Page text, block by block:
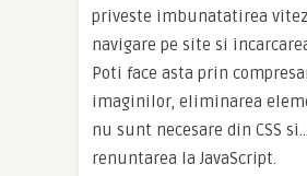
priveste imbunatatirea
navigare pe site si
Poti face asta prin
imaginilor, eliminarea
nu sunt necesare din CSS si…
renuntarea la JavaScript.